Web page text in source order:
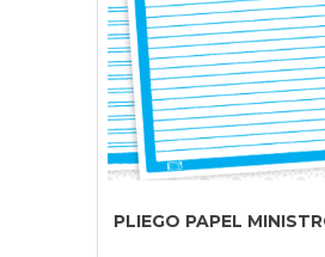
PLIEGO PAPEL